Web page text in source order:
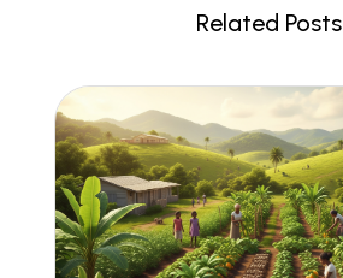
Related Posts